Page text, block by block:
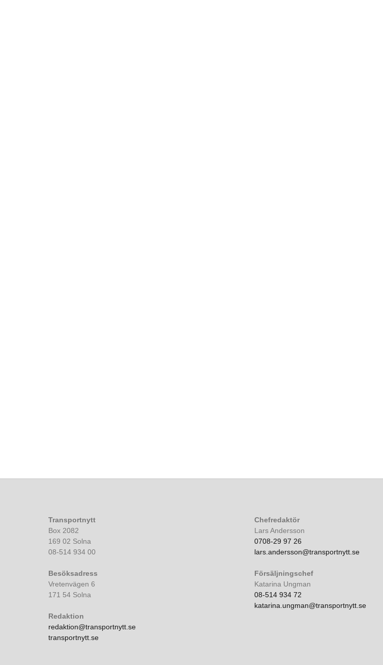
Transportnytt
Box 2082
169 02 Solna
08-514 934 00
Besöksadress
Vretenvägen 6
171 54 Solna
Redaktion
redaktion@transportnytt.se
transportnytt.se
Chefredaktör
Lars Andersson
0708-29 97 26
lars.andersson@transportnytt.se
Försäljningschef
Katarina Ungman
08-514 934 72
katarina.ungman@transportnytt.se